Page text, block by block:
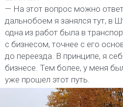
— На этот вопрос можно
дальнобоем я занялся тут, в
одна из работ была в
с бизнесом, точнее с его
до переезда. В принципе, я
бизнесе. Тем более, у меня
уже прошел этот путь.